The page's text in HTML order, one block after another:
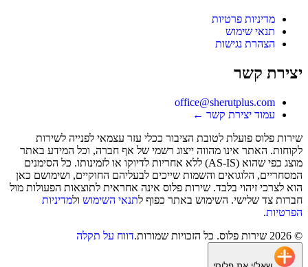
מדיניות פרטיות
תנאי שימוש
הצהרת נגישות
יצירת קשר
office@sherutplus.com
עמוד יצירת קשר ←
שירות פלוס פועלת לטובת הציבור ככלי עזר עצמאי לפנייה לשירות
לקוחות. האתר אינו מהווה ייצוג רשמי של אף חברה, וכל המידע באתר
מוצג כפי שהוא (AS-IS) ללא אחריות לדיוקו או לזמינותו. כל הסימנים
המסחריים, הלוגואים והשמות שייכים לבעליהם החוקיים, ושימושם כאן
הוא לצרכי זיהוי בלבד. שירות פלוס אינה אחראית לתוצאות הפעולות מול
חברות צד שלישי. השימוש באתר כפוף לתנאי השימוש ולמדיניות
הפרטיות.
©
2026 שירות פלוס. כל הזכויות שמורות.דווח על תקלה